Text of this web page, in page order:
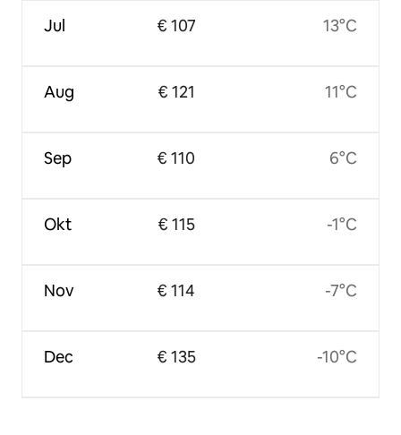
Jul
Aug
Sep
Okt
Nov
Dec
€ 107
€ 121
€ 110
€ 115
€ 114
€ 135
13°C
11°C
6°C
-1°C
-7°C
-10°C